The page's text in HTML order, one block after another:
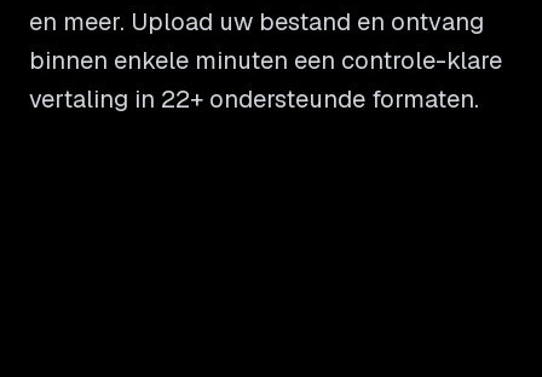
en meer. Upload uw bestand en ontvang
binnen enkele minuten een controle-klare
vertaling in 22+ ondersteunde formaten.